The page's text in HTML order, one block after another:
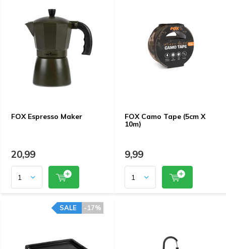
FOX Espresso Maker
20,99
FOX Camo Tape (5cm X
10m)
9,99
-17%
SALE